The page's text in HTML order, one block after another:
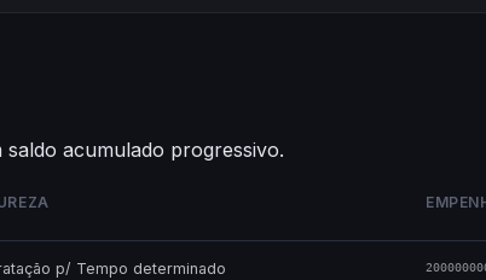
acumulado progressivo.
p/ Tempo determinado